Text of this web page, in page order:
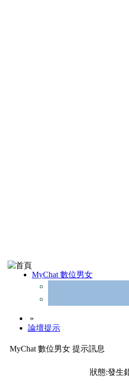
MyChat 數位男女
»
論壇提示
MyChat 數位男女 提示訊息
狀態:發生